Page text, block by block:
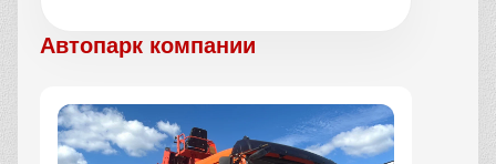
Автопарк компании